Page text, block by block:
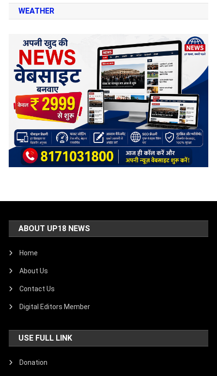
WEATHER
ABOUT UP18 NEWS
Home
About Us
Contact Us
Digital Editors Member
USE FULL LINK
Donation